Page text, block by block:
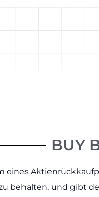
BUY
eines
behalten, und gibt